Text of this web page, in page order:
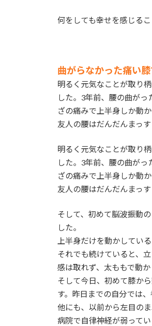
何をしても幸せを感じるこ
曲がらなかった痛い
明るく元気なことが取り
した。3年前、腰の曲が
ざの痛みで上半身しか動
友人の腰はだんだんまっ
明るく元気なことが取り
した。3年前、腰の曲が
ざの痛みで上半身しか動
友人の腰はだんだんまっ
そして、初めて脳波振動
した。
上半身だけを動かしてい
それでも続けていると、
感は取れず、太ももで動か
そして今日、初めて膝か
す。昨日までの自分では
他にも、以前から左目の
病院で自律神経が弱って